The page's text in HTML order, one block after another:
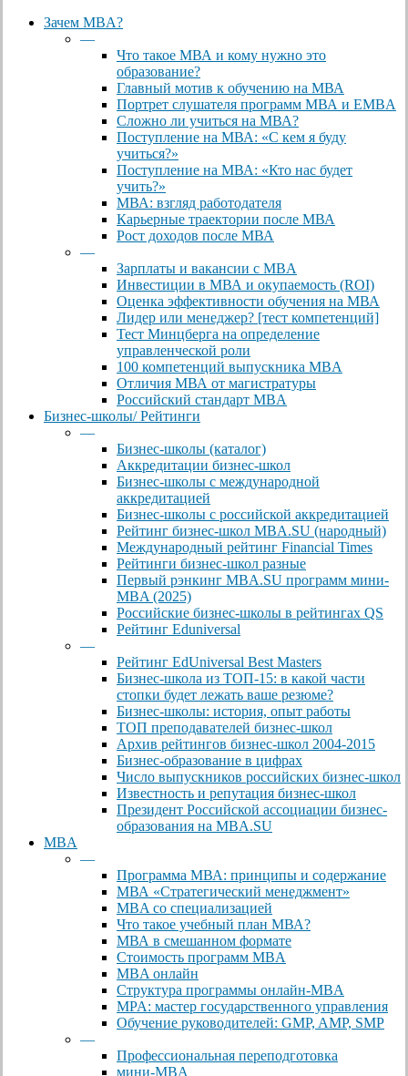
Close
Зачем MBA?
—
Что такое МВА и кому нужно это
образование?
Главный мотив к обучению на МВА
Портрет слушателя программ МВА и EMBA
Сложно ли учиться на МВА?
Поступление на МВА: «С кем я буду
учиться?»
Поступление на МВА: «Кто нас будет
учить?»
МВА: взгляд работодателя
Карьерные траектории после МВА
Рост доходов после МВА
—
Зарплаты и вакансии с MBA
Инвестиции в МВА и окупаемость (ROI)
Оценка эффективности обучения на МВА
Лидер или менеджер? [тест компетенций]
Тест Минцберга на определение
управленческой роли
100 компетенций выпускника MBA
Отличия МВА от магистратуры
Российский стандарт MBA
Бизнес-школы/ Рейтинги
—
Бизнес-школы (каталог)
Аккредитации бизнес-школ
Бизнес-школы с международной
аккредитацией
Бизнес-школы с российской аккредитацией
Рейтинг бизнес-школ MBA.SU (народный)
Международный рейтинг Financial Times
Рейтинги бизнес-школ разные
Первый рэнкинг MBA.SU программ мини-
MBA (2025)
Российские бизнес-школы в рейтингах QS
Рейтинг Eduniversal
—
Рейтинг EdUniversal Best Masters
Бизнес-школа из ТОП-15: в какой части
стопки будет лежать ваше резюме?
Бизнес-школы: история, опыт работы
ТОП преподавателей бизнес-школ
Архив рейтингов бизнес-школ 2004-2015
Бизнес-образование в цифрах
Число выпускников российских бизнес-школ
Известность и репутация бизнес-школ
Президент Российской ассоциации бизнес-
образования на MBA.SU
MBA
—
Программа МВА: принципы и содержание
МВА «Cтратегический менеджмент»
MBA со специализацией
Что такое учебный план МВА?
МВА в смешанном формате
Стоимость программ MBA
MBA онлайн
Cтруктура программы онлайн-MBA
MPA: мастер государственного управления
Обучение руководителей: GMP, AMP, SMP
—
Профессиональная переподготовка
мини-MBA